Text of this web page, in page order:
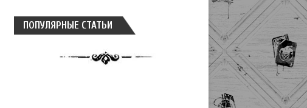
ПОПУЛЯРНЫЕ СТАТЬИ